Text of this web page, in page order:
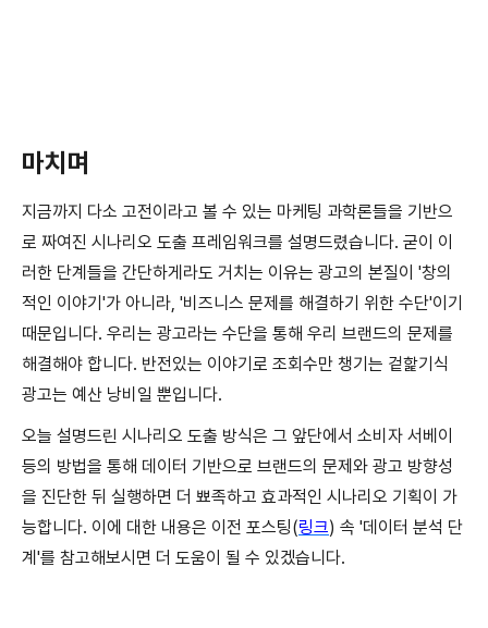
마치며
지금까지 다소 고전이라고 볼 수 있는 마케팅 과학론들을 기반으
로 짜여진 시나리오 도출 프레임워크를 설명드렸습니다. 굳이 이
러한 단계들을 간단하게라도 거치는 이유는 광고의 본질이 '창의
적인 이야기'가 아니라, '비즈니스 문제를 해결하기 위한 수단'이기
때문입니다. 우리는 광고라는 수단을 통해 우리 브랜드의 문제를
해결해야 합니다. 반전있는 이야기로 조회수만 챙기는 겉핥기식
광고는 예산 낭비일 뿐입니다.
오늘 설명드린 시나리오 도출 방식은 그 앞단에서 소비자 서베이
등의 방법을 통해 데이터 기반으로 브랜드의 문제와 광고 방향성
을 진단한 뒤 실행하면 더 뾰족하고 효과적인 시나리오 기획이 가
능합니다. 이에 대한 내용은 이전 포스팅(링크) 속 '데이터 분석 단
계'를 참고해보시면 더 도움이 될 수 있겠습니다.